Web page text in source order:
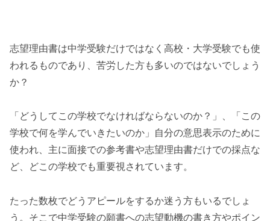
志望理由書は中学受験だけではなく高校・大学受験でも使
われるものであり、苦労した方も多いのではないでしょう
か？
「どうしてこの学校でなければならないのか？」、「この
学校で何を学んでいきたいのか」自分の意思表示のために
使われ、主に面接での参考書や志望理由書だけでの採点な
ど、どこの学校でも重要視されています。
たった数枚でどうアピールをするか迷う方もいるでしょ
う。そこで中学受験の願書への志望動機の書き方やポイン